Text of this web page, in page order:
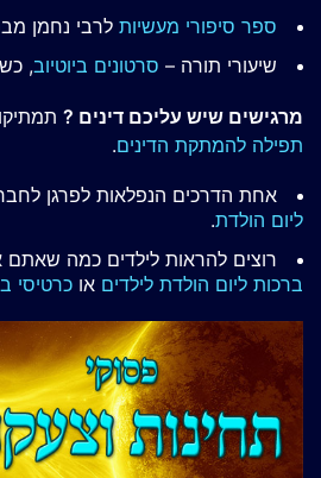
ספר סיפורי מעשיות לרבי נחמן
שיעורי תורה – סרטונים ביוטיוב,
מרגישים שיש עליכם דינים ?
תפילה להמתקת הדינים.
אחת הדרכים הנפלאות לפרגן
ליום הולדת.
רוצים להראות לילדים כמה שאתם
ברכות ליום הולדת לילדים או כרטיסי